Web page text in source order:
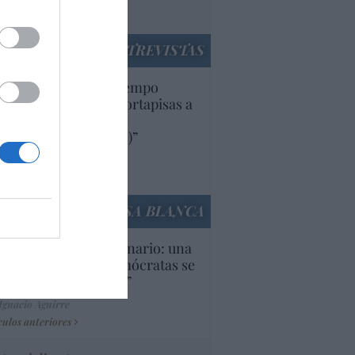
ENTREVISTAS
lleva mucho tiempo
aranceles y cortapisas a
(y europeas)”
Sánchez Arjona
LA CASA BLANCA
Inquietante escenario: una
parte de los demócratas se
como “socialista”
anteriores